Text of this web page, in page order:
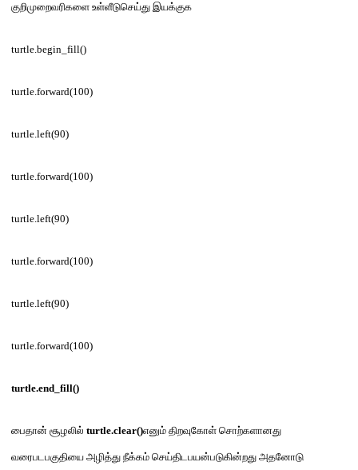
குறிமுறைவரிகளை உள்ளீடுசெய்து இயக்குக
turtle.begin_fill()
turtle.forward(100)
turtle.left(90)
turtle.forward(100)
turtle.left(90)
turtle.forward(100)
turtle.left(90)
turtle.forward(100)
turtle.end_fill()
பைதான் சூழலில் turtle.clear()எனும் திறவுகோள் சொற்களானது
வரைபடபகுதியை அழித்து நீக்கம் செய்திடபயன்படுகின்றது அதனோடு